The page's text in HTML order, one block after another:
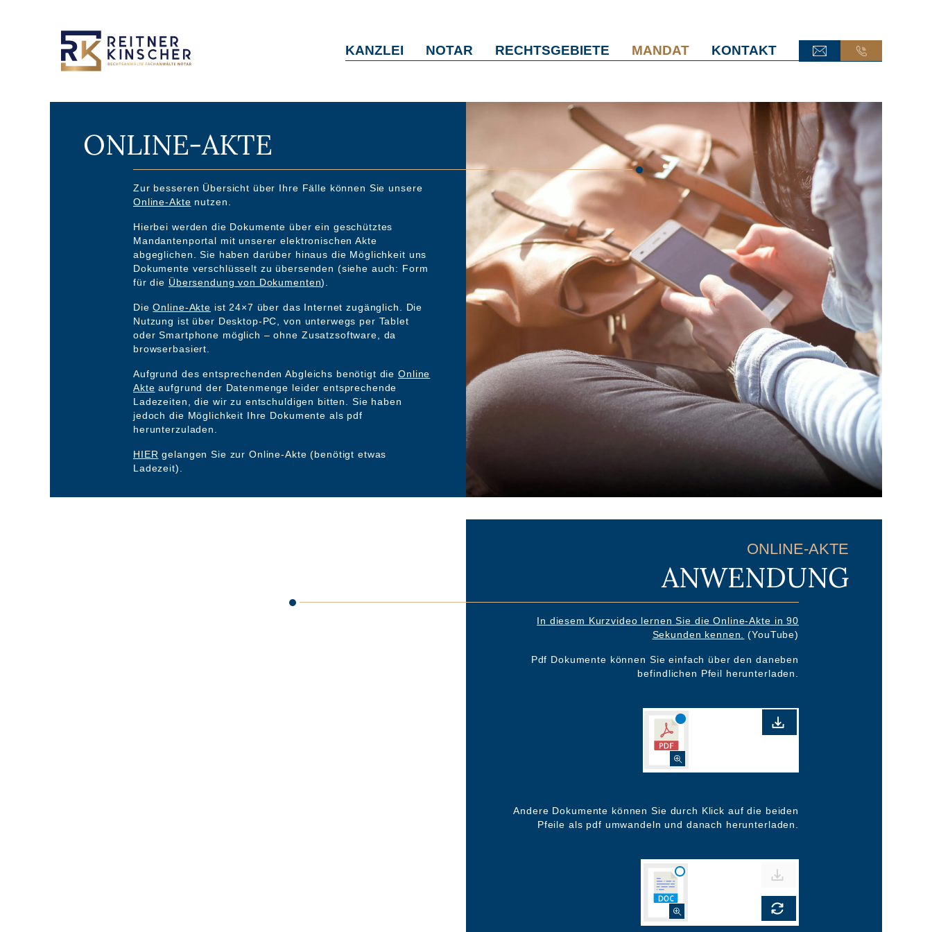
KANZLEI NOTAR RECHTSGEBIETE MANDAT KONTAKT
ONLINE-TERMINANFRAGE
ONLINE-AKTE
ONLINE-TERMINANFRAGE
ONLINE-AKTE
ONLINE-AKTE
Zur besseren Übersicht über Ihre Fälle können Sie unsere
Online-Akte nutzen.
Hierbei werden die Dokumente über ein geschütztes
Mandantenportal mit unserer elektronischen Akte
abgeglichen. Sie haben darüber hinaus die Möglichkeit uns
Dokumente verschlüsselt zu übersenden (siehe auch: Form
für die Übersendung von Dokumenten).
DieOnline-Akte ist 24×7 über das Internet zugänglich. Die
Nutzung ist über Desktop-PC, von unterwegs per Tablet
oder Smartphone möglich – ohne Zusatzsoftware, da
browserbasiert.
Aufgrund des entsprechenden Abgleichs benötigt dieOnline
Akte aufgrund der Datenmenge leider entsprechende
Ladezeiten, die wir zu entschuldigen bitten. Sie haben
jedoch die Möglichkeit Ihre Dokumente als pdf
herunterzuladen.
HIER gelangen Sie zur Online-Akte (benötigt etwas
Ladezeit).
ONLINE-AKTE
ANWENDUNG
In diesem Kurzvideo lernen Sie die Online-Akte in 90
Sekunden kennen. (YouTube)
Pdf Dokumente können Sie einfach über den daneben
befindlichen Pfeil herunterladen.
Andere Dokumente können Sie durch Klick auf die beiden
Pfeile als pdf umwandeln und danach herunterladen.